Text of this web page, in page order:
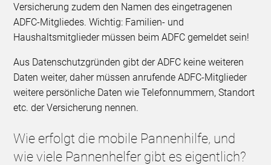
Versicherung zudem den Namen des eingetragenen
ADFC-Mitgliedes. Wichtig: Familien- und
Haushaltsmitglieder müssen beim ADFC gemeldet sein!
Aus Datenschutzgründen gibt der ADFC keine weiteren
Daten weiter, daher müssen anrufende ADFC-Mitglieder
weitere persönliche Daten wie Telefonnummern, Standort
etc. der Versicherung nennen.
Wie erfolgt die mobile Pannenhilfe, und
wie viele Pannenhelfer gibt es eigentlich?